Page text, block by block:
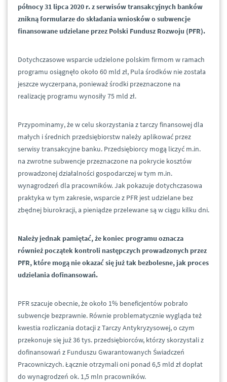
północy 31 lipca 2020 r. z serwisów transakcyjnych banków
znikną formularze do składania wniosków o subwencje
finansowane udzielane przez Polski Fundusz Rozwoju (PFR).
Dotychczasowe wsparcie udzielone polskim firmom w ramach
programu osiągnęło około 60 mld zł, Pula środków nie została
jeszcze wyczerpana, ponieważ środki przeznaczone na
realizację programu wynosiły 75 mld zł.
Przypominamy, że w celu skorzystania z tarczy finansowej dla
małych i średnich przedsiębiorstw należy aplikować przez
serwisy transakcyjne banku. Przedsiębiorcy mogą liczyć m.in.
na zwrotne subwencje przeznaczone na pokrycie kosztów
prowadzonej działalności gospodarczej w tym m.in.
wynagrodzeń dla pracowników. Jak pokazuje dotychczasowa
praktyka w tym zakresie, wsparcie z PFR jest udzielane bez
zbędnej biurokracji, a pieniądze przelewane są w ciągu kilku dni.
Należy jednak pamiętać, że koniec programu oznacza
również początek kontroli następczych prowadzonych przez
PFR, które mogą nie okazać się już tak bezbolesne, jak proces
udzielania dofinansowań.
PFR szacuje obecnie, że około 1% beneficjentów pobrało
subwencje bezprawnie. Równie problematycznie wygląda też
kwestia rozliczania dotacji z Tarczy Antykryzysowej, o czym
przekonuje się już 36 tys. przedsiębiorców, którzy skorzystali z
dofinansowań z Funduszu Gwarantowanych Świadczeń
Pracowniczych. Łącznie otrzymali oni ponad 6,5 mld zł dopłat
do wynagrodzeń ok. 1,5 mln pracowników.